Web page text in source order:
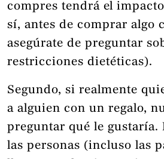
compres tendrá el
sí, antes de comprar algo
asegúrate de preguntar
restricciones dietéticas).
Segundo, si realmente
a alguien con un regalo,
preguntar qué le gustaría.
las personas (incluso las